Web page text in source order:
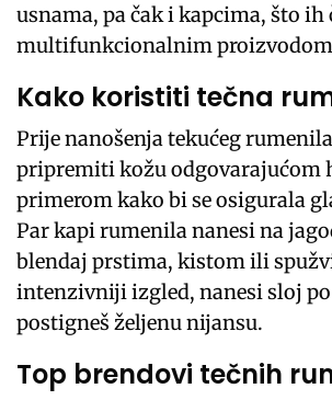
usnama, pa čak i kapcima, što ih
multifunkcionalnim
Kako koristiti tečna
Prije nanošenja tekućeg
pripremiti kožu odgovarajućom
primerom kako bi se osigurala
Par kapi rumenila nanesi na
blendaj prstima, kistom ili
intenzivniji izgled, nanesi sloj
postigneš željenu nijansu.
Top brendovi tečnih